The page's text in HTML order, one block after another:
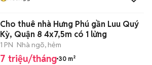
Cho thuê nhà Hưng Phú gần Luu Quý
Kỳ, Quận 8 4x7,5m có 1 lửng
1 PN Nhà ngõ, hẻm
7 triệu/tháng 30 m²